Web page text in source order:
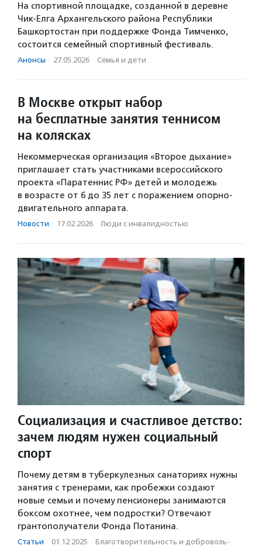
На спортивной площадке, созданной в деревне
Чик-Елга Архангельского района Республики
Башкортостан при поддержке Фонда Тимченко,
состоится семейный спортивный фестиваль.
Анонсы · 27.05.2026 · Семья и дети
В Москве открыт набор
на бесплатные занятия теннисом
на колясках
Некоммерческая организация «Второе дыхание»
приглашает стать участниками всероссийского
проекта «Паратеннис РФ» детей и молодежь
в возрасте от 6 до 35 лет с поражением опорно-
двигательного аппарата.
Новости · 17.02.2026 · Люди с инвалидностью
Социализация и счастливое детство:
зачем людям нужен социальный
спорт
Почему детям в туберкулезных санаториях нужны
занятия с тренерами, как пробежки создают
новые семьи и почему пенсионеры занимаются
боксом охотнее, чем подростки? Отвечают
грантополучатели Фонда Потанина.
Статьи · 01.12.2025 · Благотвори­тель­ность и доброволь­